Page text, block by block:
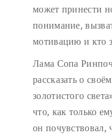
может принести
понимание,
мотивацию и кто
Лама Сопа
рассказать о
золотистого
что, как только
он почувствовал,